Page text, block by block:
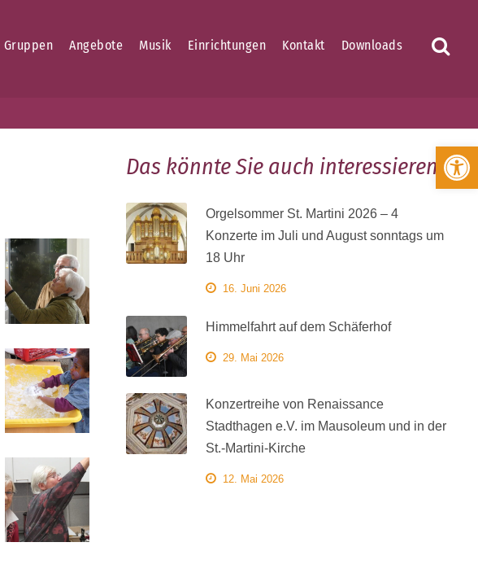
Gruppen Angebote Musik Einrichtungen Kontakt Downloads
Das könnte Sie auch interessieren
Orgelsommer St. Martini 2026 – 4
Konzerte im Juli und August sonntags um
18 Uhr
16. Juni 2026
Himmelfahrt auf dem Schäferhof
29. Mai 2026
Konzertreihe von Renaissance
Stadthagen e.V. im Mausoleum und in der
St.-Martini-Kirche
12. Mai 2026
Werkzeugleiste öffnen